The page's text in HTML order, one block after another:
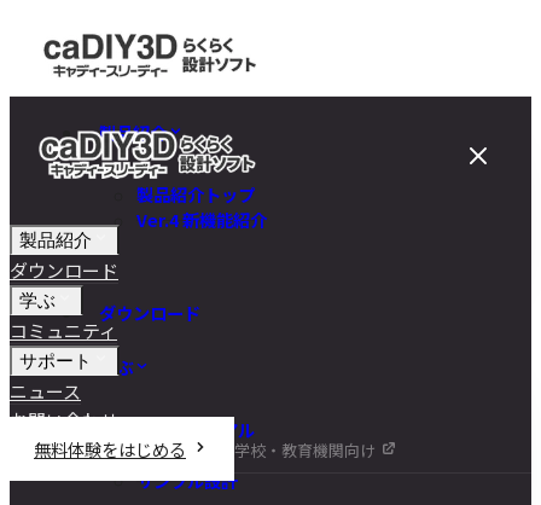
製品紹介
製品紹介トップ
Ver.4 新機能紹介
ダウンロード
学ぶ
チュートリアル
DIY講座
サンプル設計
製品紹介
ダウンロード
学ぶ
コミュニティ
サポート
ニュース
お問い合わせ
無料体験をはじめる
学校・教育機関向け